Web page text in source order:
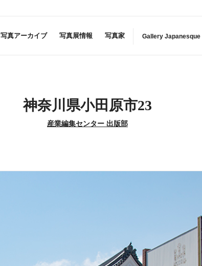
写真アーカイブ 写真展情報 写真家 Gallery Japanesque
神奈川県小田原市23
産業編集センター 出版部